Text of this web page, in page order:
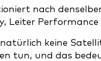
nach
Leiter Performance
keine
tun, und das